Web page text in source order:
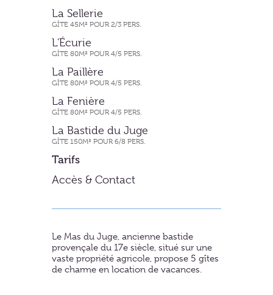
La Sellerie
GÎTE 45M² POUR 2/3 PERS.
L'Écurie
GÎTE 80M² POUR 4/5 PERS.
La Paillère
GÎTE 80M² POUR 4/5 PERS.
La Fenière
GÎTE 80M² POUR 4/5 PERS.
La Bastide du Juge
GÎTE 150M² POUR 6/8 PERS.
Tarifs
Accès & Contact
Le Mas du Juge, ancienne bastide
provençale du 17e siècle, situé sur une
vaste propriété agricole, propose 5 gîtes
de charme en location de vacances.